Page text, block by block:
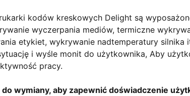
kodów kreskowych Delight są
wyczerpania mediów, termiczne
etykiet, wykrywanie nadtemperatury silnika
i wyśle monit do użytkownika, Aby
pracy.
do wymiany, aby zapewnić doświadczenie